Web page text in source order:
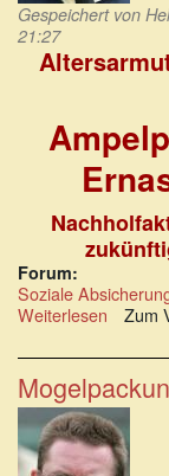
Gespeichert von
21:27
Forum:
Soziale
Weiterlesen über
läuft
wieder
auf
Zum